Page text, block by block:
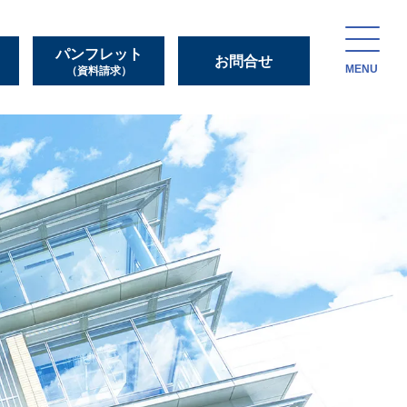
パンフレット
（資料請求）
お問合せ
MENU